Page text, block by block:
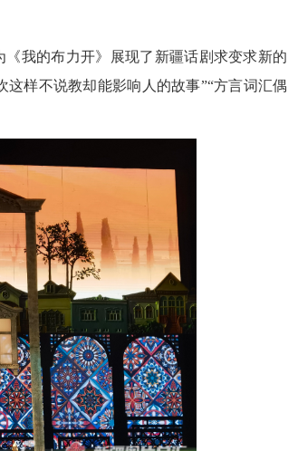
我的布力开》展现了新疆话剧求变求新的
这样不说教却能影响人的故事”“方言词汇偶